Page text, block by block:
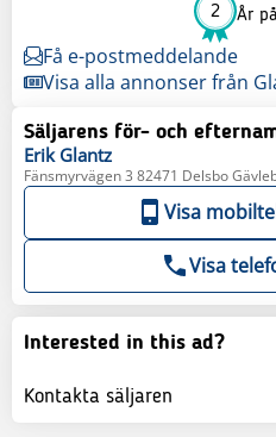
2 År
Få e-postmeddelande
Visa alla annonser från
Säljarens för- och
Erik Glantz
Fänsmyrvägen 3 82471 Delsbo
Visa
Visa
Interested in this ad?
Kontakta säljaren